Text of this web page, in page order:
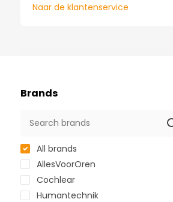
Naar de klantenservice
Brands
All brands
AllesVoorOren
Cochlear
Humantechnik